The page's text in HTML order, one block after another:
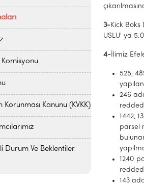
Korunması Kanunu (KVKK)
Durum Ve Beklentiler
3-Kick
USLU' ya
4-İlimiz
525,
246
1442,
parsel
1240
143